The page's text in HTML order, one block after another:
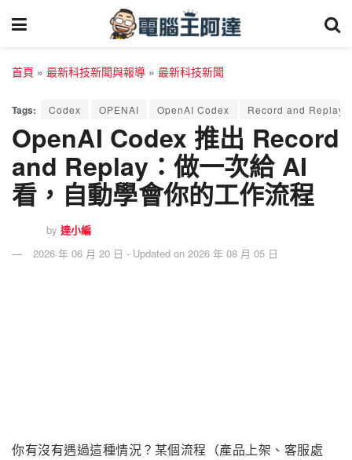
首頁 » 最新科技新聞與報導 » 最新科技新聞
Tags: Codex OPENAI OpenAI Codex Record and Replay
OpenAI Codex 推出 Record
and Replay：做一次給 AI
看，自動學會你的工作流程
by 達小編
2026 年 06 月 20 日 - Updated on 2026 年 08 月 05 日
你有沒有遇過這種情況？某個流程（產品上架、客服處